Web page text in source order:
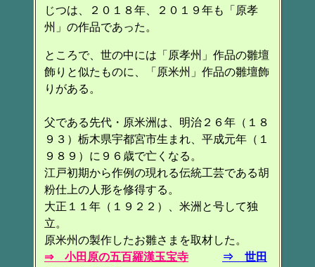
じつは、２０１８年、２０１９年も「原孝
州」の作品であった。
ところで、世の中には「原孝州」作品の雛壇
飾りと似たものに、「原米州」作品の雛壇飾
りがある。
父である先代・原米洲は、明治２６年（１８
９３）栃木県宇都宮市生まれ、平成元年（１
９８９）に９６歳で亡くなる。
江戸初期から作例の現れる伝統工芸である胡
粉仕上の人形を修得する。
大正１１年（１９２２）、米洲と号して独
立。
原米州の製作したお雛さまを取材した。
⇒ 小田原の五百羅漢玉宝寺
⇒ 世田